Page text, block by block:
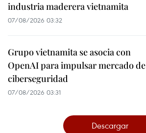
industria maderera vietnamita
07/08/2026 03:32
Grupo vietnamita se asocia con
OpenAI para impulsar mercado de
ciberseguridad
07/08/2026 03:31
Descargar